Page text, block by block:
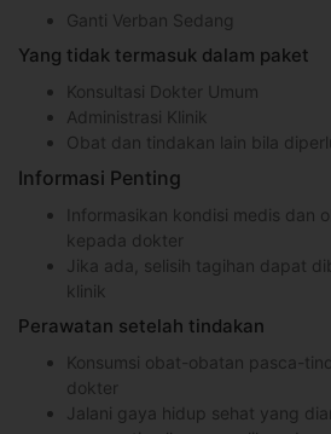
Ganti Verban Sedang
Yang tidak termasuk dalam paket
Konsultasi Dokter Umum
Administrasi Klinik
Obat dan tindakan lain bila
Informasi Penting
Informasikan kondisi medis dan
kepada dokter
Jika ada, selisih tagihan dapat
klinik
Perawatan setelah tindakan
Konsumsi obat-obatan pasca-
dokter
Jalani gaya hidup sehat yang